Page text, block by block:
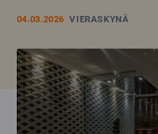
04.03.2026 VIERASKYNÄ